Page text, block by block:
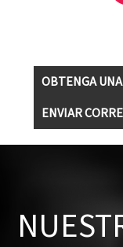
OBTENGA
ENVIAR